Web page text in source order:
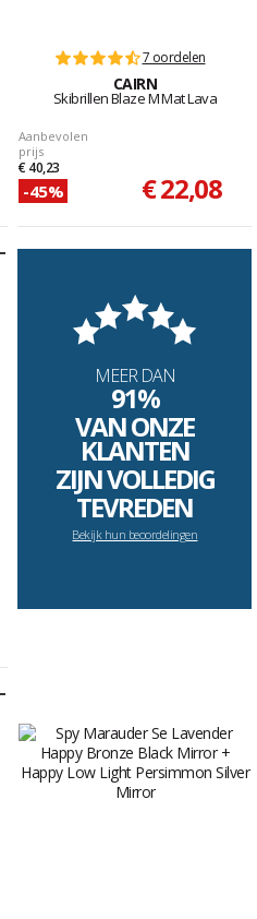
7 oordelen
CAIRN
Skibrillen Blaze M Mat Lava
Aanbevolen
prijs
€ 40,23
-45% € 22,08
MEER DAN
91%
VAN ONZE
KLANTEN
ZIJN VOLLEDIG
TEVREDEN
Bekijk hun beoordelingen